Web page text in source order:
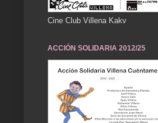
Cine Club Villena Kakv
ACCIÓN SOLIDARIA 2012/25